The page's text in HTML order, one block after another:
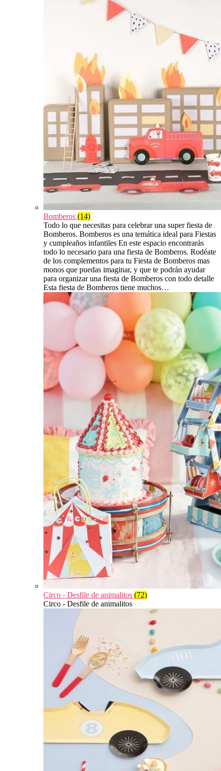
Bomberos (14)
Todo lo que necesitas para celebrar una super fiesta de
Bomberos. Bomberos es una temática ideal para Fiestas
y cumpleaños infantiles En este espacio encontrarás
todo lo necesario para una fiesta de Bomberos. Rodéate
de los complementos para tu Fiesta de Bomberos mas
monos que puedas imaginar, y que te podrán ayudar
para organizar una fiesta de Bomberos con todo detalle
Esta fiesta de Bomberos tiene muchos…
Circo - Desfile de animalitos (72)
Circo - Desfile de animalitos